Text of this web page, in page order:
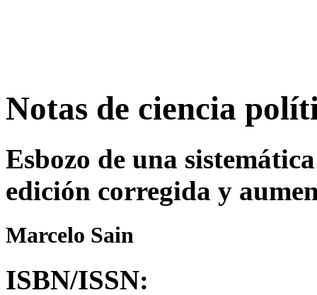
Notas de ciencia
Esbozo de una
edición corregida y
Marcelo Sain
ISBN/ISSN: